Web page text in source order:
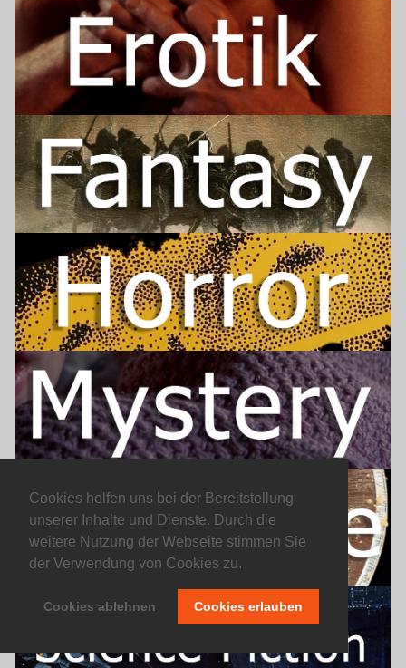
Cookies helfen uns bei der Bereitstellung
unserer Inhalte und Dienste. Durch die
weitere Nutzung der Webseite stimmen Sie
der Verwendung von Cookies zu.
Cookies ablehnen Cookies erlauben